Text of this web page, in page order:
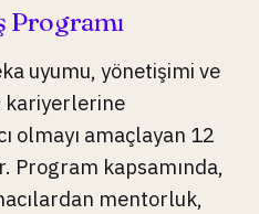
Programı
uyumu, yönetişimi ve
kariyerlerine
olmayı amaçlayan 12
Program kapsamında,
mentorluk,